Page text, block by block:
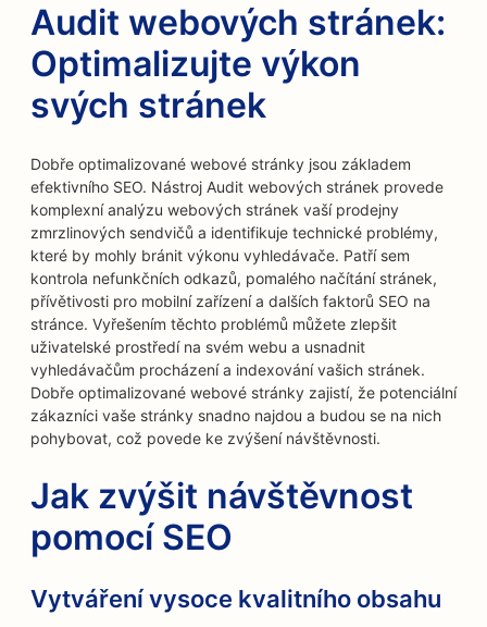
Audit webových stránek:
Optimalizujte výkon
svých stránek
Dobře optimalizované webové stránky jsou základem
efektivního SEO. Nástroj Audit webových stránek provede
komplexní analýzu webových stránek vaší prodejny
zmrzlinových sendvičů a identifikuje technické problémy,
které by mohly bránit výkonu vyhledávače. Patří sem
kontrola nefunkčních odkazů, pomalého načítání stránek,
přívětivosti pro mobilní zařízení a dalších faktorů SEO na
stránce. Vyřešením těchto problémů můžete zlepšit
uživatelské prostředí na svém webu a usnadnit
vyhledávačům procházení a indexování vašich stránek.
Dobře optimalizované webové stránky zajistí, že potenciální
zákazníci vaše stránky snadno najdou a budou se na nich
pohybovat, což povede ke zvýšení návštěvnosti.
Jak zvýšit návštěvnost
pomocí SEO
Vytváření vysoce kvalitního obsahu